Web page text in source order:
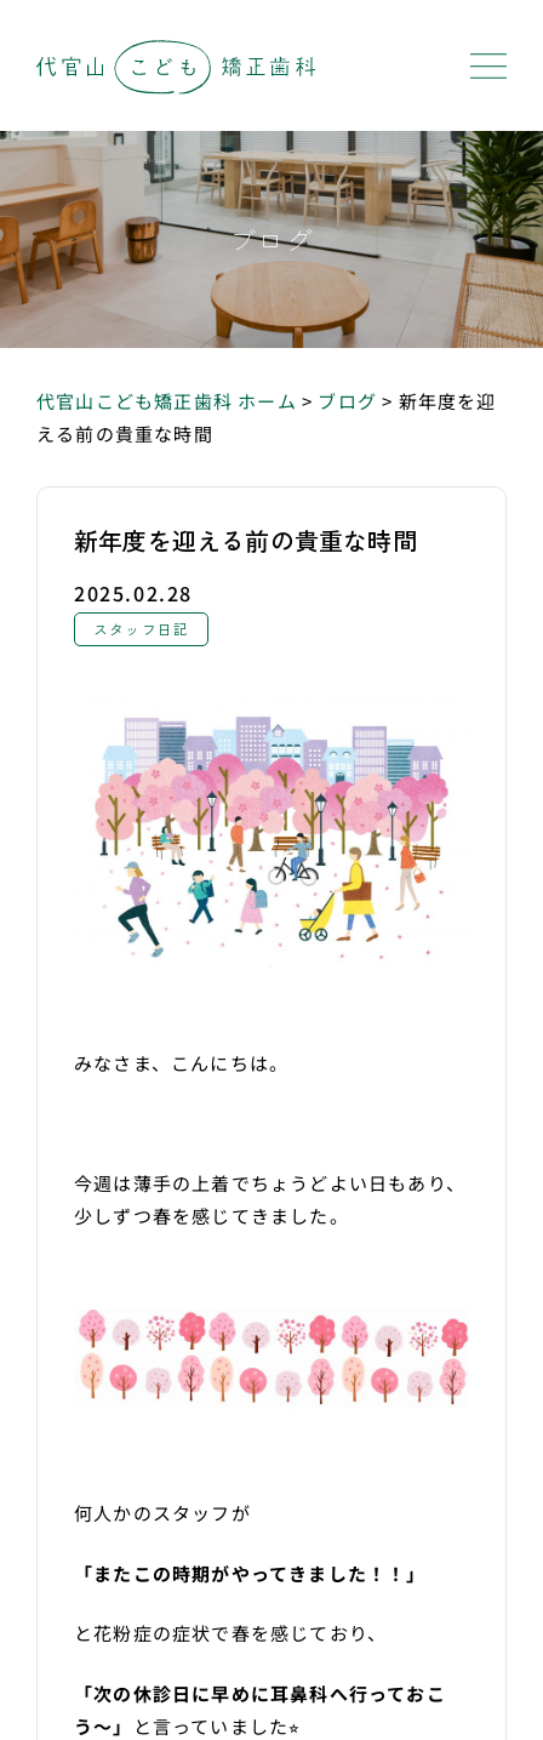
ブログ
代官山こども矯正歯科 ホーム > ブログ > 新年度を迎
える前の貴重な時間
新年度を迎える前の貴重な時間
2025.02.28
スタッフ日記
みなさま、こんにちは。
今週は薄手の上着でちょうどよい日もあり、
少しずつ春を感じてきました。
何人かのスタッフが
「またこの時期がやってきました！！」
と花粉症の症状で春を感じており、
「次の休診日に早めに耳鼻科へ行っておこ
う〜」
と言っていました⭐︎